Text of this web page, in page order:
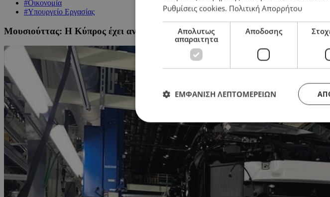
#Οικονομία
#Υπουργείο Εργασίας
Μουσιούττας: Η Κύπρος έχει ανάγκη τεχνικούς για ηλεκτρικά και υβριδικά
Ρυθμίσεις cookies. Πολιτική Απορρήτου
Απολυτως
απαραιτητα
Αποδοσης
ΕΜΦΑΝΙΣΗ ΛΕΠΤΟΜΕΡΕΙΩΝ